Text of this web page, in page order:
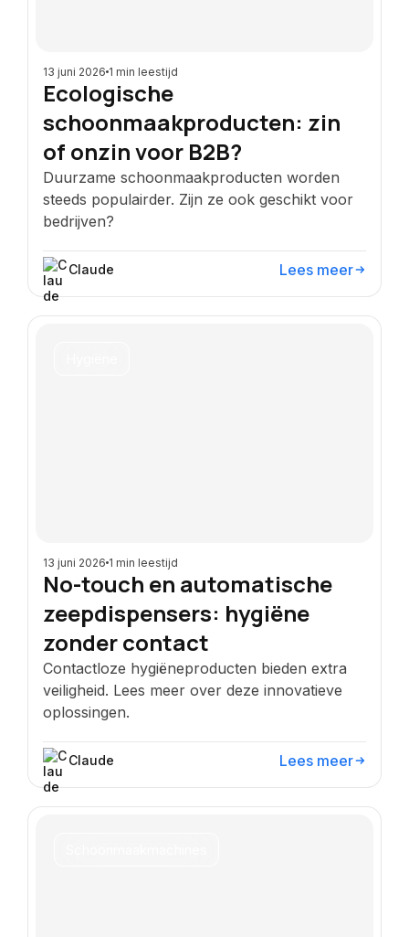
13 juni 2026 1 min leestijd
Ecologische
schoonmaakproducten: zin
of onzin voor B2B?
Duurzame schoonmaakproducten worden
steeds populairder. Zijn ze ook geschikt voor
bedrijven?
Claude Lees meer
13 juni 2026 1 min leestijd
No-touch en automatische
zeepdispensers: hygiëne
zonder contact
Contactloze hygiëneproducten bieden extra
veiligheid. Lees meer over deze innovatieve
oplossingen.
Claude Lees meer